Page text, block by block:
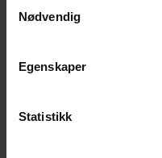
Nødvendig
Egenskaper
Statistikk
680g (24 oz)